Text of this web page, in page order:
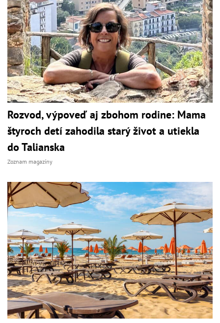
Rozvod, výpoveď aj zbohom rodine: Mama
štyroch detí zahodila starý život a utiekla
do Talianska
Zoznam magazíny